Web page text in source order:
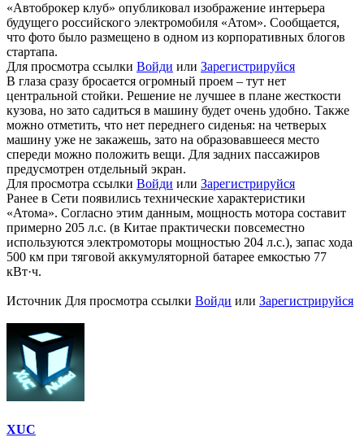
«Автоброкер клуб» опубликовал изображение интерьера
будущего российского электромобиля «Атом». Сообщается,
что фото было размещено в одном из корпоративных блогов
стартапа.
Для просмотра ссылки Войди или Зарегистрируйся
В глаза сразу бросается огромный проем – тут нет
центральной стойки. Решение не лучшее в плане жесткости
кузова, но зато садиться в машину будет очень удобно. Также
можно отметить, что нет переднего сиденья: на четверых
машину уже не закажешь, зато на образовавшееся место
спереди можно положить вещи. Для задних пассажиров
предусмотрен отдельный экран.
Для просмотра ссылки Войди или Зарегистрируйся
Ранее в Сети появились технические характеристики
«Атома». Согласно этим данным, мощность мотора составит
примерно 205 л.с. (в Китае практически повсеместно
используются электромоторы мощностью 204 л.с.), запас хода
500 км при тяговой аккумуляторной батарее емкостью 77
кВт·ч.
Источник Для просмотра ссылки Войди или Зарегистрируйся
XUC